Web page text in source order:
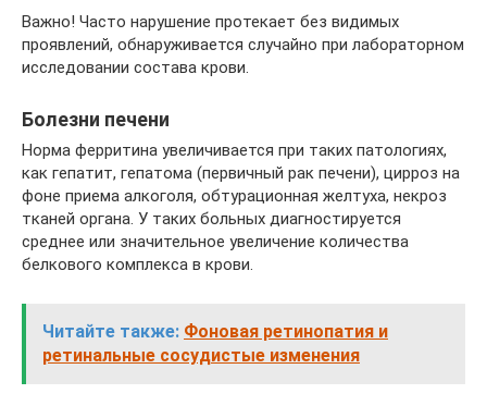
Важно! Часто нарушение протекает без видимых
проявлений, обнаруживается случайно при лабораторном
исследовании состава крови.
Болезни печени
Норма ферритина увеличивается при таких патологиях,
как гепатит, гепатома (первичный рак печени), цирроз на
фоне приема алкоголя, обтурационная желтуха, некроз
тканей органа. У таких больных диагностируется
среднее или значительное увеличение количества
белкового комплекса в крови.
Читайте также: Фоновая ретинопатия и
ретинальные сосудистые изменения